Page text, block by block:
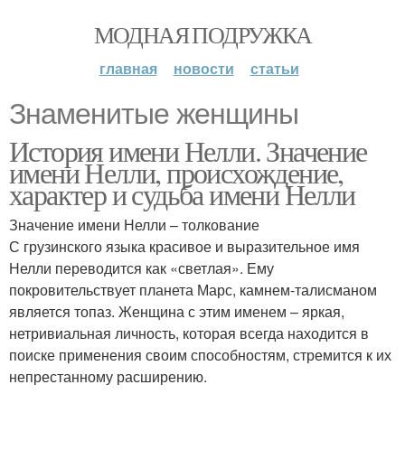
МОДНАЯ ПОДРУЖКА
главная новости статьи
Знаменитые женщины
История имени Нелли. Значение
имени Нелли, происхождение,
характер и судьба имени Нелли
Значение имени Нелли – толкование
С грузинского языка красивое и выразительное имя
Нелли переводится как «светлая». Ему
покровительствует планета Марс, камнем-талисманом
является топаз. Женщина с этим именем – яркая,
нетривиальная личность, которая всегда находится в
поиске применения своим способностям, стремится к их
непрестанному расширению.